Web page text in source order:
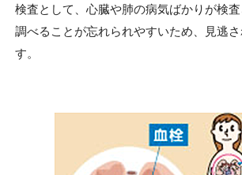
検査として、心臓や肺の病気ばかりが検
調べることが忘れられやすいため、見逃
す。